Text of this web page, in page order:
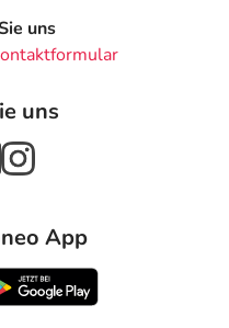
uns
uns
App